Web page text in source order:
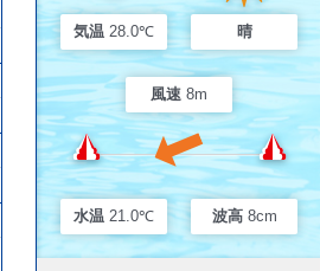
気温 28.0℃ 晴
風速 8m
水温 21.0℃ 波高 8cm